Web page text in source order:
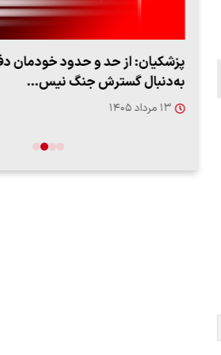
پزشکیان: از حد و حدود خودمان
به‌دنبال گسترش جنگ نیس…
۱۳ مرداد ۱۴۰۵